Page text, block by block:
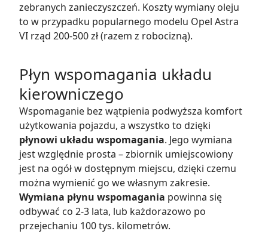
zebranych zanieczyszczeń. Koszty wymiany oleju
to w przypadku popularnego modelu Opel Astra
VI rząd 200-500 zł (razem z robocizną).
Płyn wspomagania układu
kierowniczego
Wspomaganie bez wątpienia podwyższa komfort
użytkowania pojazdu, a wszystko to dzięki
płynowi układu wspomagania. Jego wymiana
jest względnie prosta – zbiornik umiejscowiony
jest na ogół w dostępnym miejscu, dzięki czemu
można wymienić go we własnym zakresie.
Wymiana płynu wspomagania powinna się
odbywać co 2-3 lata, lub każdorazowo po
przejechaniu 100 tys. kilometrów.